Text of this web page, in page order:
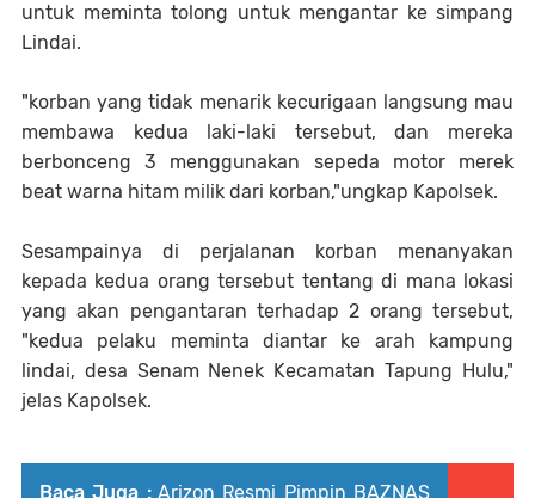
untuk meminta tolong untuk mengantar ke simpang
Lindai.
"korban yang tidak menarik kecurigaan langsung mau
membawa kedua laki-laki tersebut, dan mereka
berbonceng 3 menggunakan sepeda motor merek
beat warna hitam milik dari korban,"ungkap Kapolsek.
Sesampainya di perjalanan korban menanyakan
kepada kedua orang tersebut tentang di mana lokasi
yang akan pengantaran terhadap 2 orang tersebut,
"kedua pelaku meminta diantar ke arah kampung
lindai, desa Senam Nenek Kecamatan Tapung Hulu,"
jelas Kapolsek.
Baca Juga : Arizon Resmi Pimpin BAZNAS